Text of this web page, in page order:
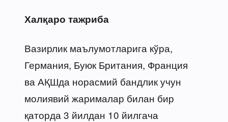
Халқаро тажриба
Вазирлик маълумотларига кўра,
Германия, Буюк Британия, Франция
ва АҚШда норасмий бандлик учун
молиявий жарималар билан бир
қаторда 3 йилдан 10 йилгача